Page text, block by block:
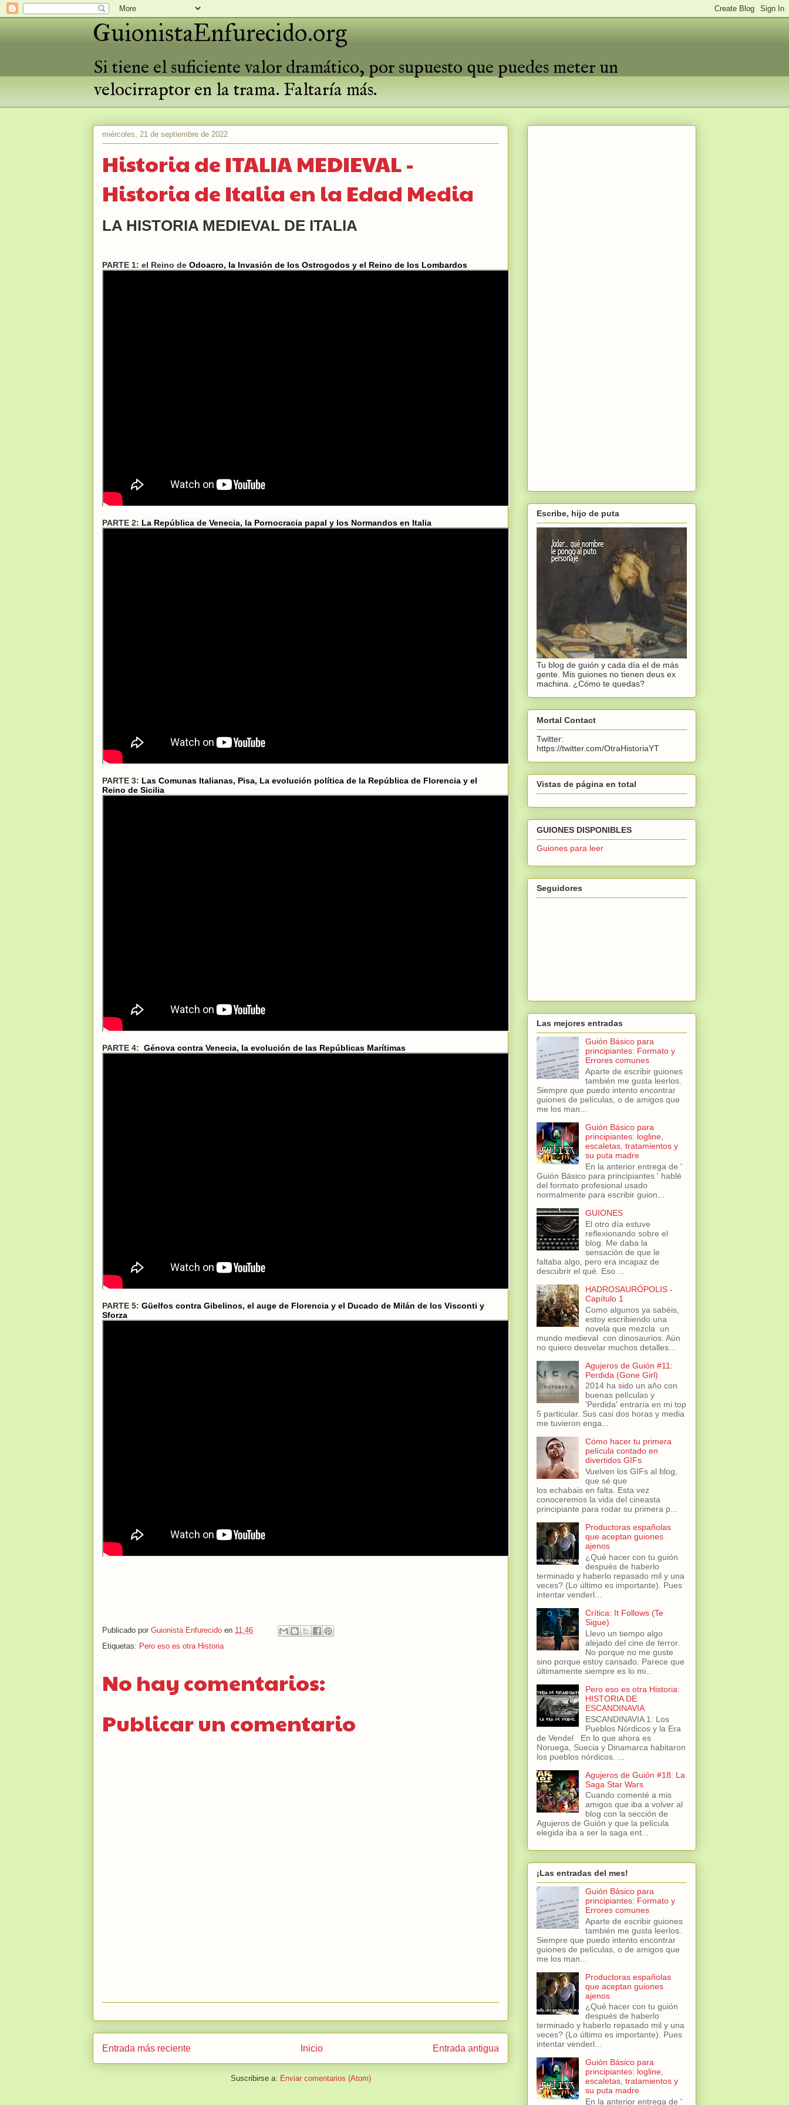
GuionistaEnfurecido.org
Si tiene el suficiente valor dramático, por supuesto que puedes meter un
velocirraptor en la trama. Faltaría más.
miércoles, 21 de septiembre de 2022
Historia de ITALIA MEDIEVAL -
Historia de Italia en la Edad Media
LA HISTORIA MEDIEVAL DE ITALIA
PARTE 1: el Reino de Odoacro, la Invasión de los Ostrogodos y el Reino de los Lombardos
PARTE 2: La República de Venecia, la Pornocracia papal y los Normandos en Italia
PARTE 3: Las Comunas Italianas, Pisa, La evolución política de la República de Florencia y el
Reino de Sicilia
PARTE 4: Génova contra Venecia, la evolución de las Repúblicas Marítimas
PARTE 5: Güelfos contra Gibelinos, el auge de Florencia y el Ducado de Milán de los Visconti y
Sforza
Publicado por Guionista Enfurecido en 11:46
Etiquetas: Pero eso es otra Historia
No hay comentarios:
Publicar un comentario
Entrada más reciente Entrada antigua
Inicio
Suscribirse a: Enviar comentarios (Atom)
Escribe, hijo de puta
Tu blog de guión y cada día el de más
gente. Mis guiones no tienen deus ex
machina. ¿Cómo te quedas?
Mortal Contact
Twitter:
https://twitter.com/OtraHistoriaYT
Vistas de página en total
GUIONES DISPONIBLES
Guiones para leer
Seguidores
Las mejores entradas
Guión Básico para
principiantes: Formato y
Errores comunes
Aparte de escribir guiones
también me gusta leerlos.
Siempre que puedo intento encontrar
guiones de películas, o de amigos que
me los man...
Guión Básico para
principiantes: logline,
escaletas, tratamientos y
su puta madre
En la anterior entrega de '
Guión Básico para principiantes ' hablé
del formato profesional usado
normalmente para escribir guion...
GUIONES
El otro día estuve
reflexionando sobre el
blog. Me daba la
sensación de que le
faltaba algo, pero era incapaz de
descubrir el qué. Eso ...
HADROSAURÓPOLIS -
Capítulo 1
Como algunos ya sabéis,
estoy escribiendo una
novela que mezcla un
mundo medieval con dinosaurios. Aún
no quiero desvelar muchos detalles...
Agujeros de Guión #11:
Perdida (Gone Girl)
2014 ha sido un año con
buenas películas y
'Perdida' entraría en mi top
5 particular. Sus casi dos horas y media
me tuvieron enga...
Cómo hacer tu primera
película contado en
divertidos GIFs
Vuelven los GIFs al blog,
que sé que
los echabais en falta. Esta vez
conoceremos la vida del cineasta
principiante para rodar su primera p...
Productoras españolas
que aceptan guiones
ajenos
¿Qué hacer con tu guión
después de haberlo
terminado y haberlo repasado mil y una
veces? (Lo último es importante). Pues
intentar venderl...
Crítica: It Follows (Te
Sigue)
Llevo un tiempo algo
alejado del cine de terror.
No porque no me guste
sino porque estoy cansado. Parece que
últimamente siempre es lo mi...
Pero eso es otra Historia:
HISTORIA DE
ESCANDINAVIA
ESCANDINAVIA 1: Los
Pueblos Nórdicos y la Era
de Vendel En lo que ahora es
Noruega, Suecia y Dinamarca habitaron
los pueblos nórdicos. ...
Agujeros de Guión #18: La
Saga Star Wars
Cuando comenté a mis
amigos que iba a volver al
blog con la sección de
Agujeros de Guión y que la película
elegida iba a ser la saga ent...
¡Las entradas del mes!
Guión Básico para
principiantes: Formato y
Errores comunes
Aparte de escribir guiones
también me gusta leerlos.
Siempre que puedo intento encontrar
guiones de películas, o de amigos que
me los man...
Productoras españolas
que aceptan guiones
ajenos
¿Qué hacer con tu guión
después de haberlo
terminado y haberlo repasado mil y una
veces? (Lo último es importante). Pues
intentar venderl...
Guión Básico para
principiantes: logline,
escaletas, tratamientos y
su puta madre
En la anterior entrega de '